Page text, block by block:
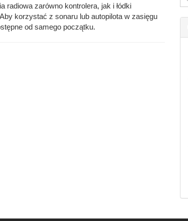
radiowa zarówno kontrolera, jak i łódki
korzystać z sonaru lub autopilota w zasięgu
od samego początku.